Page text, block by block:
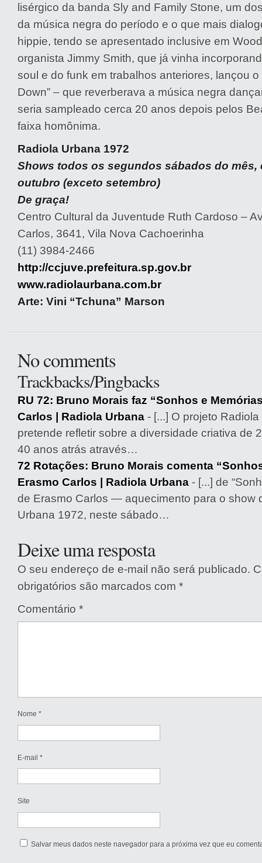
lisérgico da banda Sly and Family Stone, um
da música negra do período e o que mais
hippie, tendo se apresentado inclusive em
organista Jimmy Smith, que já vinha
soul e do funk em trabalhos anteriores, lançou o
Down” – que reverberava a música negra
seria sampleado cerca 20 anos depois pelos
faixa homônima.
Radiola Urbana 1972
Shows todos os segundos sábados do mês,
outubro (exceto setembro)
De graça!
Centro Cultural da Juventude Ruth Cardoso –
Carlos, 3641, Vila Nova Cachoerinha
(11) 3984-2466
http://ccjuve.prefeitura.sp.gov.br
www.radiolaurbana.com.br
Arte: Vini “Tchuna” Marson
No comments
Trackbacks/Pingbacks
RU 72: Bruno Morais faz “Sonhos e
Carlos | Radiola Urbana - [...] O projeto
pretende refletir sobre a diversidade criativa de
40 anos atrás através…
72 Rotações: Bruno Morais comenta
Erasmo Carlos | Radiola Urbana - [...] de
de Erasmo Carlos — aquecimento para o show
Urbana 1972, neste sábado…
Deixe uma resposta
O seu endereço de e-mail não será publicado.
obrigatórios são marcados com *
Comentário *
Nome *
E-mail *
Site
Salvar meus dados neste navegador para a próxima vez que eu